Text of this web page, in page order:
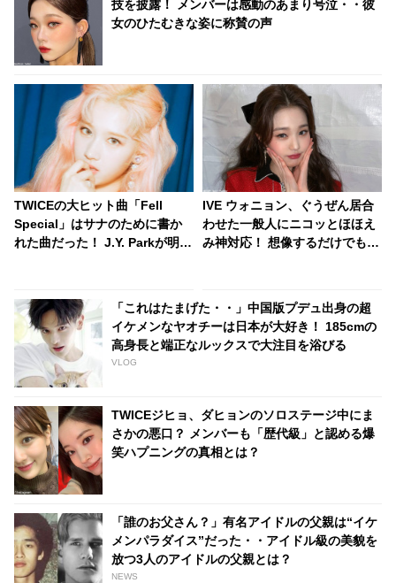
技を披露！ メンバーは感動のあまり号泣・・彼
女のひたむきな姿に称賛の声
TWICEの大ヒット曲「Fell
Special」はサナのために書か
れた曲だった！ J.Y. Parkが明か
ちの友情に敬意を表す
IVE ウォニョン、ぐうぜん居合
わせた一般人にニコッとほほえ
み神対応！ 想像するだけでも気
「これはたまげた・・」中国版プデュ出身の超
イケメンなヤオチーは日本が大好き！ 185cmの
高身長と端正なルックスで大注目を浴びる
VLOG
TWICEジヒョ、ダヒョンのソロステージ中にま
さかの悪口？ メンバーも「歴代級」と認める爆
笑ハプニングの真相とは？
「誰のお父さん？」有名アイドルの父親は“イケ
メンパラダイス”だった・・アイドル級の美貌を
放つ3人のアイドルの父親とは？
NEWS